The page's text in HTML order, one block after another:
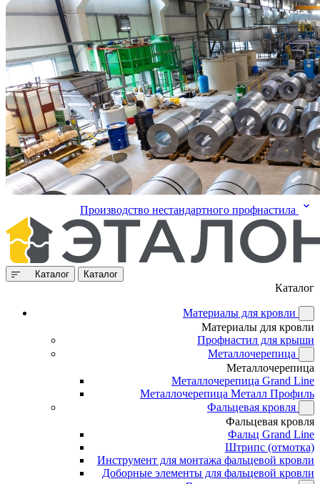
Производство нестандартного профнастила
Каталог Каталог
Каталог
Материалы для кровли
Материалы для кровли
Профнастил для крыши
Металлочерепица
Металлочерепица
Металлочерепица Grand Line
Металлочерепица Металл Профиль
Фальцевая кровля
Фальцевая кровля
Фальц Grand Line
Штрипс (отмотка)
Инструмент для монтажа фальцевой кровли
Доборные элементы для фальцевой кровли